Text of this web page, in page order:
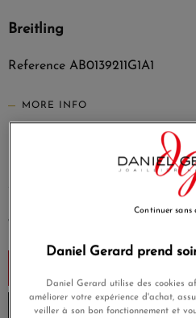
Breitling
Reference AB0139211G1A1
MORE INFO
Payez seulement 985 €
* is required
Stock
Daniel Gerard prend
Daniel Gerard utilise des cookies
améliorer votre expérience d'achat,
veiller à son bon fonctionnement et
Continuer sans